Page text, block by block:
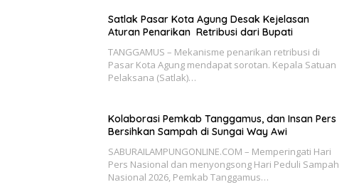
Satlak Pasar Kota Agung Desak Kejelasan
Aturan Penarikan Retribusi dari Bupati
TANGGAMUS – Mekanisme penarikan retribusi di
Pasar Kota Agung mendapat sorotan. Kepala Satuan
Pelaksana (Satlak)…
Kolaborasi Pemkab Tanggamus, dan Insan Pers
Bersihkan Sampah di Sungai Way Awi
SABURAILAMPUNGONLINE.COM – Memperingati Hari
Pers Nasional dan menyongsong Hari Peduli Sampah
Nasional 2026, Pemkab Tanggamus…